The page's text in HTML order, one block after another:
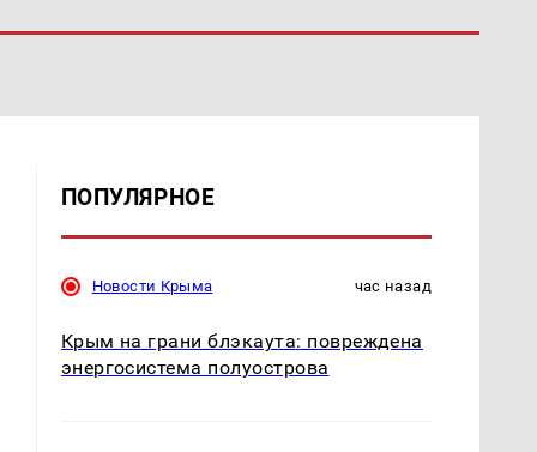
ПОПУЛЯРНОЕ
Новости Крыма час назад
Крым на грани блэкаута: повреждена
энергосистема полуострова